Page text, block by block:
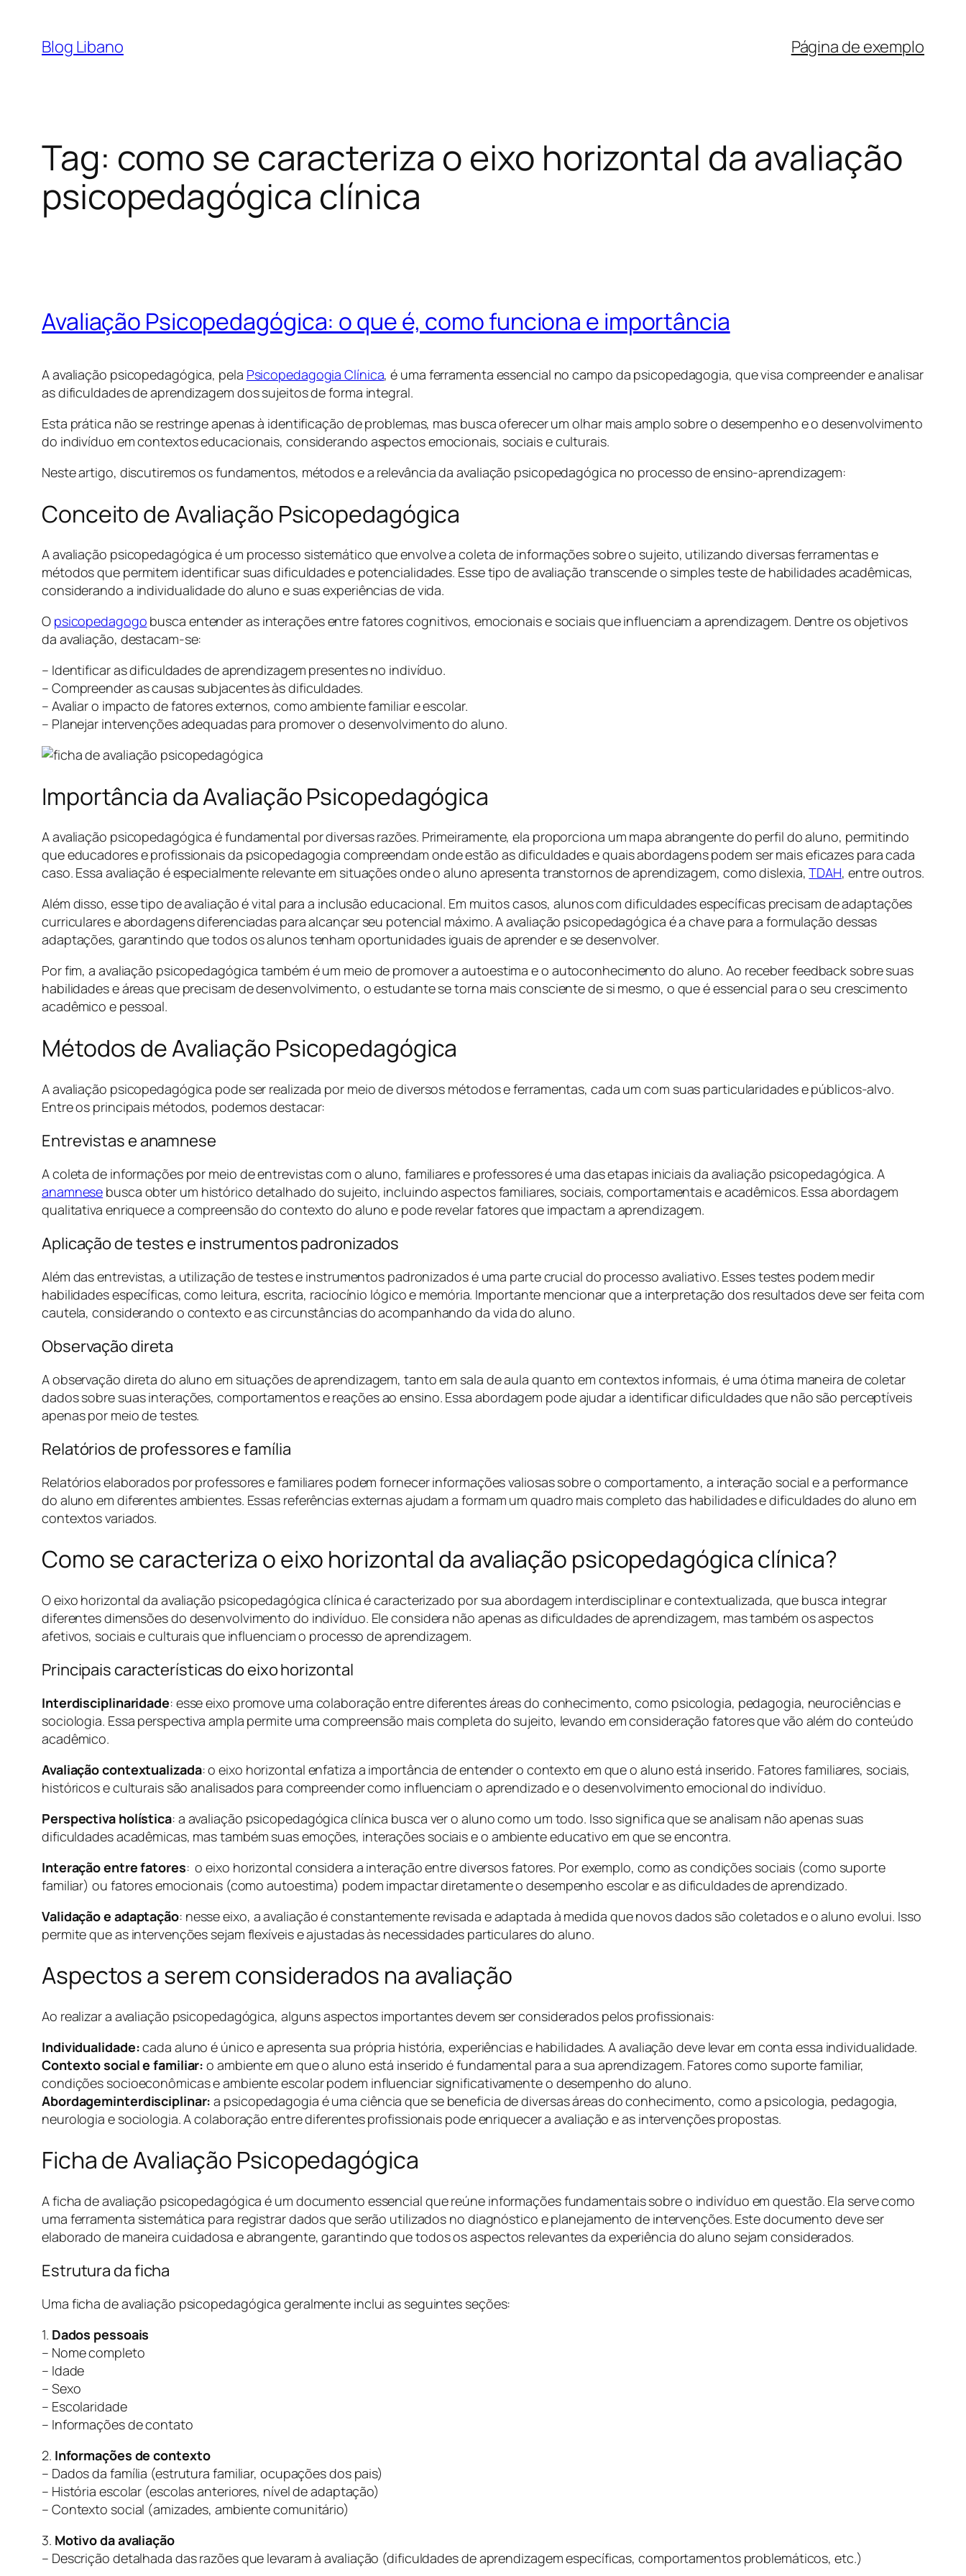
Blog Libano Página de exemplo
Tag: como se caracteriza o eixo horizontal da avaliação
psicopedagógica clínica
Avaliação Psicopedagógica: o que é, como funciona e importância
A avaliação psicopedagógica, pela Psicopedagogia Clínica, é uma ferramenta essencial no campo da psicopedagogia, que visa compreender e analisar
as dificuldades de aprendizagem dos sujeitos de forma integral.
Esta prática não se restringe apenas à identificação de problemas, mas busca oferecer um olhar mais amplo sobre o desempenho e o desenvolvimento
do indivíduo em contextos educacionais, considerando aspectos emocionais, sociais e culturais.
Neste artigo, discutiremos os fundamentos, métodos e a relevância da avaliação psicopedagógica no processo de ensino-aprendizagem:
Conceito de Avaliação Psicopedagógica
A avaliação psicopedagógica é um processo sistemático que envolve a coleta de informações sobre o sujeito, utilizando diversas ferramentas e
métodos que permitem identificar suas dificuldades e potencialidades. Esse tipo de avaliação transcende o simples teste de habilidades acadêmicas,
considerando a individualidade do aluno e suas experiências de vida.
O psicopedagogo busca entender as interações entre fatores cognitivos, emocionais e sociais que influenciam a aprendizagem. Dentre os objetivos
da avaliação, destacam-se:
– Identificar as dificuldades de aprendizagem presentes no indivíduo.
– Compreender as causas subjacentes às dificuldades.
– Avaliar o impacto de fatores externos, como ambiente familiar e escolar.
– Planejar intervenções adequadas para promover o desenvolvimento do aluno.
Importância da Avaliação Psicopedagógica
A avaliação psicopedagógica é fundamental por diversas razões. Primeiramente, ela proporciona um mapa abrangente do perfil do aluno, permitindo
que educadores e profissionais da psicopedagogia compreendam onde estão as dificuldades e quais abordagens podem ser mais eficazes para cada
caso. Essa avaliação é especialmente relevante em situações onde o aluno apresenta transtornos de aprendizagem, como dislexia,TDAH, entre outros.
Além disso, esse tipo de avaliação é vital para a inclusão educacional. Em muitos casos, alunos com dificuldades específicas precisam de adaptações
curriculares e abordagens diferenciadas para alcançar seu potencial máximo. A avaliação psicopedagógica é a chave para a formulação dessas
adaptações, garantindo que todos os alunos tenham oportunidades iguais de aprender e se desenvolver.
Por fim, a avaliação psicopedagógica também é um meio de promover a autoestima e o autoconhecimento do aluno. Ao receber feedback sobre suas
habilidades e áreas que precisam de desenvolvimento, o estudante se torna mais consciente de si mesmo, o que é essencial para o seu crescimento
acadêmico e pessoal.
Métodos de Avaliação Psicopedagógica
A avaliação psicopedagógica pode ser realizada por meio de diversos métodos e ferramentas, cada um com suas particularidades e públicos-alvo.
Entre os principais métodos, podemos destacar:
Entrevistas e anamnese
A coleta de informações por meio de entrevistas com o aluno, familiares e professores é uma das etapas iniciais da avaliação psicopedagógica. A
anamnese busca obter um histórico detalhado do sujeito, incluindo aspectos familiares, sociais, comportamentais e acadêmicos. Essa abordagem
qualitativa enriquece a compreensão do contexto do aluno e pode revelar fatores que impactam a aprendizagem.
Aplicação de testes e instrumentos padronizados
Além das entrevistas, a utilização de testes e instrumentos padronizados é uma parte crucial do processo avaliativo. Esses testes podem medir
habilidades específicas, como leitura, escrita, raciocínio lógico e memória. Importante mencionar que a interpretação dos resultados deve ser feita com
cautela, considerando o contexto e as circunstâncias do acompanhando da vida do aluno.
Observação direta
A observação direta do aluno em situações de aprendizagem, tanto em sala de aula quanto em contextos informais, é uma ótima maneira de coletar
dados sobre suas interações, comportamentos e reações ao ensino. Essa abordagem pode ajudar a identificar dificuldades que não são perceptíveis
apenas por meio de testes.
Relatórios de professores e família
Relatórios elaborados por professores e familiares podem fornecer informações valiosas sobre o comportamento, a interação social e a performance
do aluno em diferentes ambientes. Essas referências externas ajudam a formam um quadro mais completo das habilidades e dificuldades do aluno em
contextos variados.
Como se caracteriza o eixo horizontal da avaliação psicopedagógica clínica?
O eixo horizontal da avaliação psicopedagógica clínica é caracterizado por sua abordagem interdisciplinar e contextualizada, que busca integrar
diferentes dimensões do desenvolvimento do indivíduo. Ele considera não apenas as dificuldades de aprendizagem, mas também os aspectos
afetivos, sociais e culturais que influenciam o processo de aprendizagem.
Principais características do eixo horizontal
Interdisciplinaridade: esse eixo promove uma colaboração entre diferentes áreas do conhecimento, como psicologia, pedagogia, neurociências e
sociologia. Essa perspectiva ampla permite uma compreensão mais completa do sujeito, levando em consideração fatores que vão além do conteúdo
acadêmico.
Avaliação contextualizada: o eixo horizontal enfatiza a importância de entender o contexto em que o aluno está inserido. Fatores familiares, sociais,
históricos e culturais são analisados para compreender como influenciam o aprendizado e o desenvolvimento emocional do indivíduo.
Perspectiva holística: a avaliação psicopedagógica clínica busca ver o aluno como um todo. Isso significa que se analisam não apenas suas
dificuldades acadêmicas, mas também suas emoções, interações sociais e o ambiente educativo em que se encontra.
Interação entre fatores: o eixo horizontal considera a interação entre diversos fatores. Por exemplo, como as condições sociais (como suporte
familiar) ou fatores emocionais (como autoestima) podem impactar diretamente o desempenho escolar e as dificuldades de aprendizado.
Validação e adaptação: nesse eixo, a avaliação é constantemente revisada e adaptada à medida que novos dados são coletados e o aluno evolui. Isso
permite que as intervenções sejam flexíveis e ajustadas às necessidades particulares do aluno.
Aspectos a serem considerados na avaliação
Ao realizar a avaliação psicopedagógica, alguns aspectos importantes devem ser considerados pelos profissionais:
Individualidade:cada aluno é único e apresenta sua própria história, experiências e habilidades. A avaliação deve levar em conta essa individualidade.
Contexto social e familiar: o ambiente em que o aluno está inserido é fundamental para a sua aprendizagem. Fatores como suporte familiar,
condições socioeconômicas e ambiente escolar podem influenciar significativamente o desempenho do aluno.
Abordageminterdisciplinar: a psicopedagogia é uma ciência que se beneficia de diversas áreas do conhecimento, como a psicologia, pedagogia,
neurologia e sociologia. A colaboração entre diferentes profissionais pode enriquecer a avaliação e as intervenções propostas.
Ficha de Avaliação Psicopedagógica
A ficha de avaliação psicopedagógica é um documento essencial que reúne informações fundamentais sobre o indivíduo em questão. Ela serve como
uma ferramenta sistemática para registrar dados que serão utilizados no diagnóstico e planejamento de intervenções. Este documento deve ser
elaborado de maneira cuidadosa e abrangente, garantindo que todos os aspectos relevantes da experiência do aluno sejam considerados.
Estrutura da ficha
Uma ficha de avaliação psicopedagógica geralmente inclui as seguintes seções:
1. Dados pessoais
– Nome completo
– Idade
– Sexo
– Escolaridade
– Informações de contato
2. Informações de contexto
– Dados da família (estrutura familiar, ocupações dos pais)
– História escolar (escolas anteriores, nível de adaptação)
– Contexto social (amizades, ambiente comunitário)
3. Motivo da avaliação
– Descrição detalhada das razões que levaram à avaliação (dificuldades de aprendizagem específicas, comportamentos problemáticos, etc.)